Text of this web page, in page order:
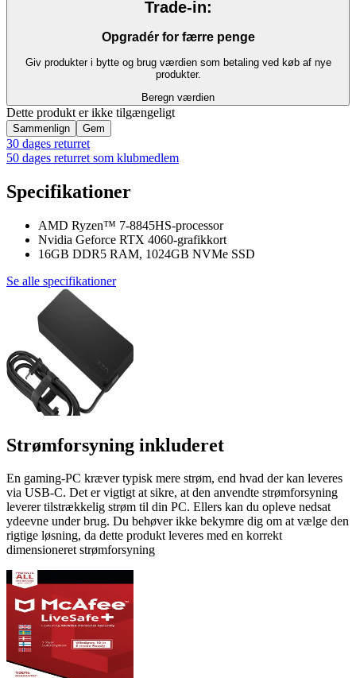
Trade-in:
Opgradér for færre penge
Giv produkter i bytte og brug værdien som betaling ved køb af nye
produkter.
Beregn værdien
Dette produkt er ikke tilgængeligt
Sammenlign Gem
30 dages returret
50 dages returret som klubmedlem
Specifikationer
AMD Ryzen™ 7-8845HS-processor
Nvidia Geforce RTX 4060-grafikkort
16GB DDR5 RAM, 1024GB NVMe SSD
Se alle specifikationer
Strømforsyning inkluderet
En gaming-PC kræver typisk mere strøm, end hvad der kan leveres
via USB-C. Det er vigtigt at sikre, at den anvendte strømforsyning
leverer tilstrækkelig strøm til din PC. Ellers kan du opleve nedsat
ydeevne under brug. Du behøver ikke bekymre dig om at vælge den
rigtige løsning, da dette produkt leveres med en korrekt
dimensioneret strømforsyning